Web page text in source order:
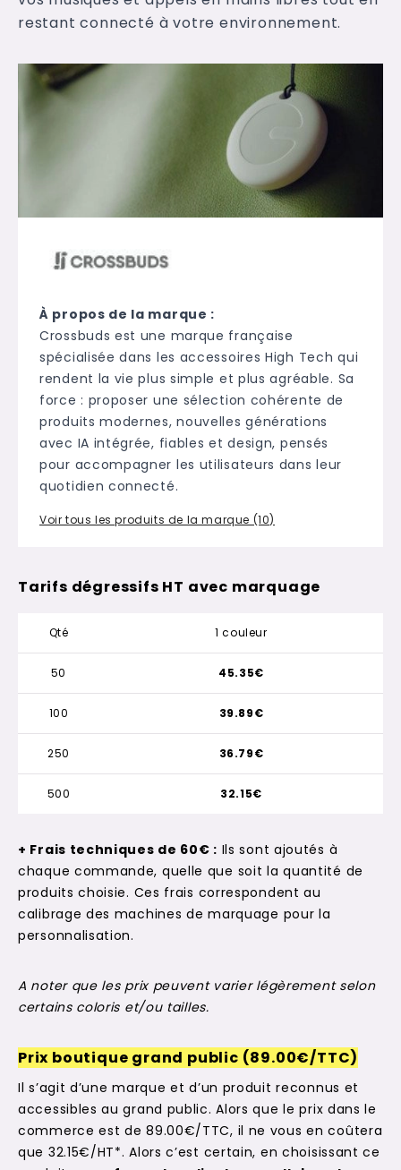
restant connecté à votre environnement.
À propos de la marque :
Crossbuds est une marque française
spécialisée dans les accessoires High Tech qui
rendent la vie plus simple et plus agréable. Sa
force : proposer une sélection cohérente de
produits modernes, nouvelles générations
avec IA intégrée, fiables et design, pensés
pour accompagner les utilisateurs dans leur
quotidien connecté.
Voir tous les produits de la marque (10)
Tarifs dégressifs HT avec marquage
Qté 1 couleur
50
100
250
500
45.35€
39.89€
36.79€
32.15€
+ Frais techniques de 60€ : Ils sont ajoutés à
chaque commande, quelle que soit la quantité de
produits choisie. Ces frais correspondent au
calibrage des machines de marquage pour la
personnalisation.
A noter que les prix peuvent varier légèrement selon
certains coloris et/ou tailles.
Prix boutique grand public (89.00€/TTC)
Il s’agit d’une marque et d’un produit reconnus et
accessibles au grand public. Alors que le prix dans le
commerce est de 89.00€/TTC, il ne vous en coûtera
que 32.15€/HT*. Alors c’est certain, en choisissant ce